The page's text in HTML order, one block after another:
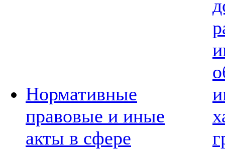
Нормативные
правовые и иные
акты в сфере